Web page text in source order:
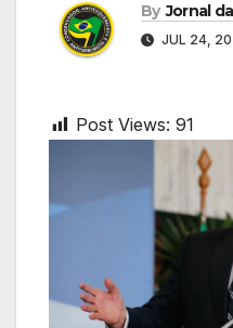
By Jornal
JUL 24,
Post Views: 91